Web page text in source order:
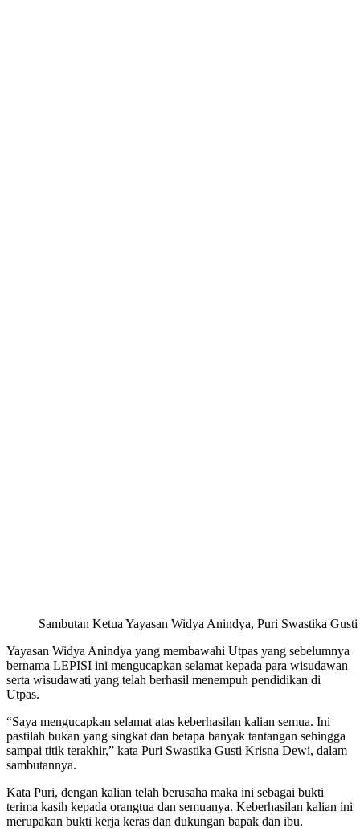
Sambutan Ketua Yayasan Widya Anindya, Puri Swastika
Yayasan Widya Anindya yang membawahi Utpas yang sebelumnya
bernama LEPISI ini mengucapkan selamat kepada para wisudawan
serta wisudawati yang telah berhasil menempuh pendidikan di
Utpas.
“Saya mengucapkan selamat atas keberhasilan kalian semua. Ini
pastilah bukan yang singkat dan betapa banyak tantangan sehingga
sampai titik terakhir,” kata Puri Swastika Gusti Krisna Dewi, dalam
sambutannya.
Kata Puri, dengan kalian telah berusaha maka ini sebagai bukti
terima kasih kepada orangtua dan semuanya. Keberhasilan kalian ini
merupakan bukti kerja keras dan dukungan bapak dan ibu.